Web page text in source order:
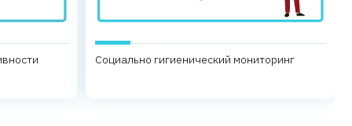
Социально гигиенический мониторинг